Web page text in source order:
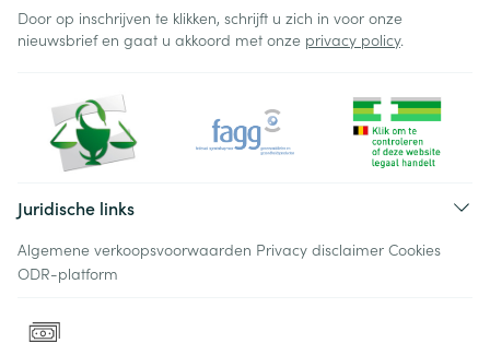
Door op inschrijven te klikken, schrijft u zich in voor onze
nieuwsbrief en gaat u akkoord met onze privacy policy.
Juridische links
Algemene verkoopsvoorwaarden Privacy disclaimer Cookies
ODR-platform